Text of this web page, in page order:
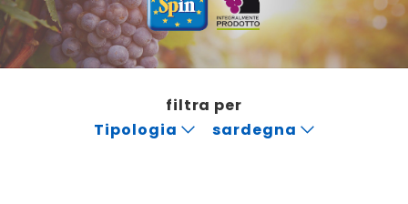
filtra per
Tipologia
sardegna